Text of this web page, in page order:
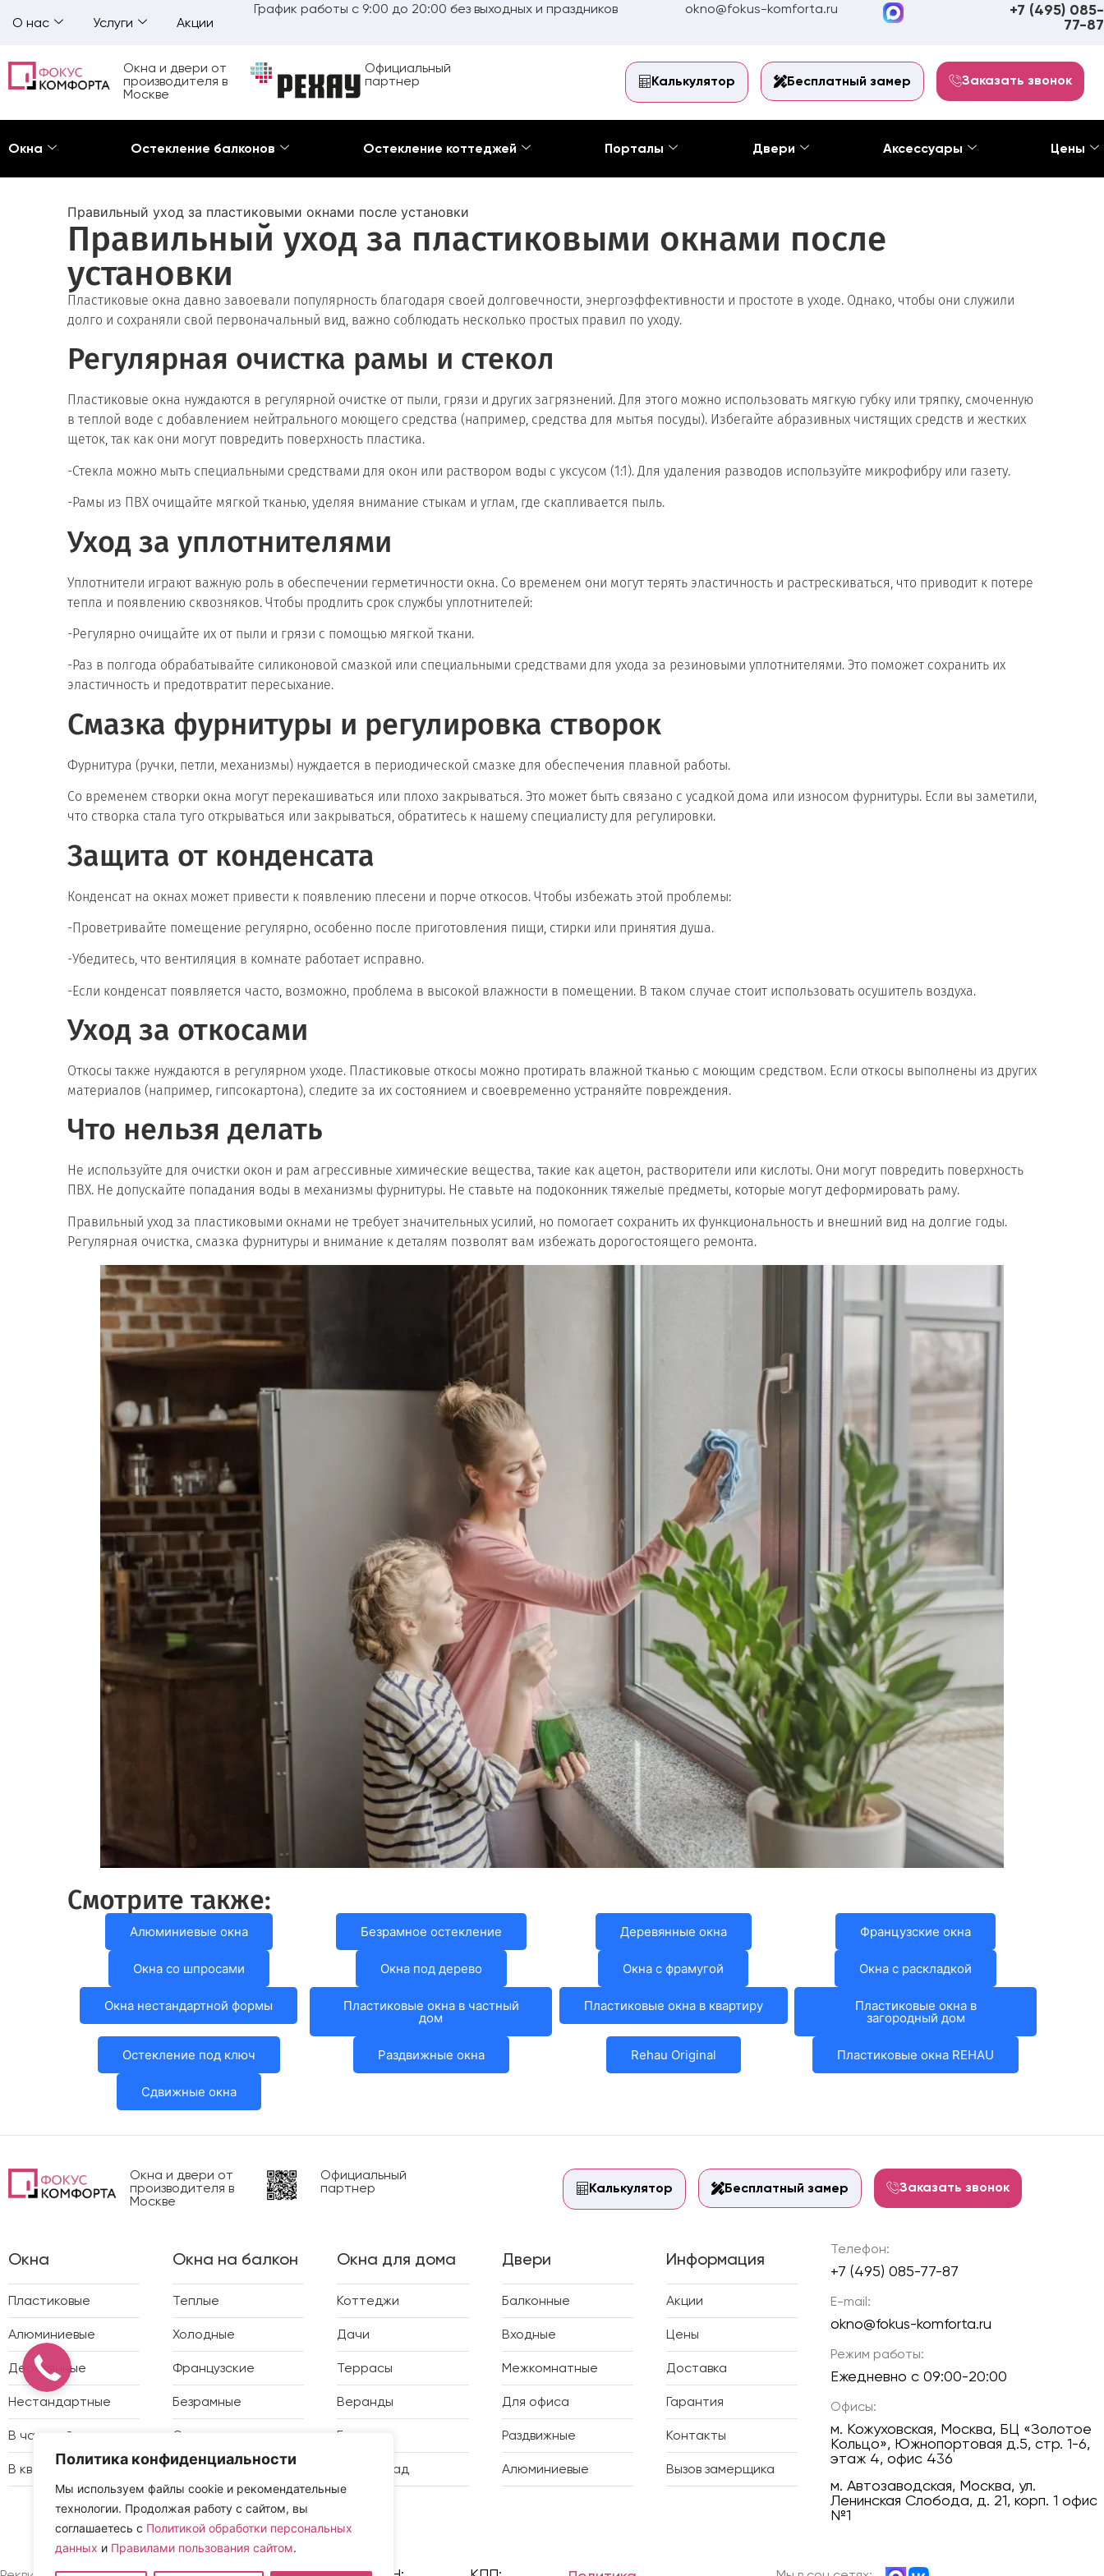
Политика конфиденциальности
Мы используем файлы cookie и рекомендательные
технологии. Продолжая работу с сайтом, вы
соглашаетесь с Политикой обработки персональных
данных и Правилами пользования сайтом.
О нас Услуги Акции
График работы с 9:00 до 20:00 без выходных и праздников okno@fokus-komforta.ru
+7 (495) 085-
77-87
Окна и двери от
производителя в
Москве
Официальный
партнер
Калькулятор Бесплатный замер Заказать звонок
Окна Остекление балконов Остекление коттеджей Порталы Двери Аксессуары Цены
Правильный уход за пластиковыми окнами после установки
Правильный уход за пластиковыми окнами после
установки
Пластиковые окна давно завоевали популярность благодаря своей долговечности, энергоэффективности и простоте в уходе. Однако, чтобы они служили
долго и сохраняли свой первоначальный вид, важно соблюдать несколько простых правил по уходу.
Регулярная очистка рамы и стекол
Пластиковые окна нуждаются в регулярной очистке от пыли, грязи и других загрязнений. Для этого можно использовать мягкую губку или тряпку, смоченную
в теплой воде с добавлением нейтрального моющего средства (например, средства для мытья посуды). Избегайте абразивных чистящих средств и жестких
щеток, так как они могут повредить поверхность пластика.
-Стекла можно мыть специальными средствами для окон или раствором воды с уксусом (1:1). Для удаления разводов используйте микрофибру или газету.
-Рамы из ПВХ очищайте мягкой тканью, уделяя внимание стыкам и углам, где скапливается пыль.
Уход за уплотнителями
Уплотнители играют важную роль в обеспечении герметичности окна. Со временем они могут терять эластичность и растрескиваться, что приводит к потере
тепла и появлению сквозняков. Чтобы продлить срок службы уплотнителей:
-Регулярно очищайте их от пыли и грязи с помощью мягкой ткани.
-Раз в полгода обрабатывайте силиконовой смазкой или специальными средствами для ухода за резиновыми уплотнителями. Это поможет сохранить их
эластичность и предотвратит пересыхание.
Смазка фурнитуры и регулировка створок
Фурнитура (ручки, петли, механизмы) нуждается в периодической смазке для обеспечения плавной работы.
Со временем створки окна могут перекашиваться или плохо закрываться. Это может быть связано с усадкой дома или износом фурнитуры. Если вы заметили,
что створка стала туго открываться или закрываться, обратитесь к нашему специалисту для регулировки.
Защита от конденсата
Конденсат на окнах может привести к появлению плесени и порче откосов. Чтобы избежать этой проблемы:
-Проветривайте помещение регулярно, особенно после приготовления пищи, стирки или принятия душа.
-Убедитесь, что вентиляция в комнате работает исправно.
-Если конденсат появляется часто, возможно, проблема в высокой влажности в помещении. В таком случае стоит использовать осушитель воздуха.
Уход за откосами
Откосы также нуждаются в регулярном уходе. Пластиковые откосы можно протирать влажной тканью с моющим средством. Если откосы выполнены из других
материалов (например, гипсокартона), следите за их состоянием и своевременно устраняйте повреждения.
Что нельзя делать
Не используйте для очистки окон и рам агрессивные химические вещества, такие как ацетон, растворители или кислоты. Они могут повредить поверхность
ПВХ. Не допускайте попадания воды в механизмы фурнитуры. Не ставьте на подоконник тяжелые предметы, которые могут деформировать раму.
Правильный уход за пластиковыми окнами не требует значительных усилий, но помогает сохранить их функциональность и внешний вид на долгие годы.
Регулярная очистка, смазка фурнитуры и внимание к деталям позволят вам избежать дорогостоящего ремонта.
Смотрите также:
Алюминиевые окна Безрамное остекление Деревянные окна Французские окна
Окна со шпросами Окна под дерево Окна с фрамугой Окна с раскладкой
Окна нестандартной формы Пластиковые окна в частный
дом
Пластиковые окна в квартиру Пластиковые окна в
загородный дом
Остекление под ключ Раздвижные окна Rehau Original Пластиковые окна REHAU
Сдвижные окна
Окна и двери от
производителя в
Москве
Официальный
партнер
Калькулятор Бесплатный замер Заказать звонок
Окна
Пластиковые
Алюминиевые
Деревянные
Нестандартные
В частный дом
В квартиру
Окна на балкон
Теплые
Холодные
Французские
Безрамные
Отделка
Утепление
Окна для дома
Коттеджи
Дачи
Террасы
Веранды
Беседки
Зимний сад
Двери
Балконные
Входные
Межкомнатные
Для офиса
Раздвижные
Алюминиевые
Информация
Акции
Цены
Доставка
Гарантия
Контакты
Вызов замерщика
Телефон:
+7 (495) 085-77-87
E-mail:
okno@fokus-komforta.ru
Режим работы:
Ежедневно с 09:00-20:00
Офисы:
м. Кожуховская, Москва, БЦ «Золотое
Кольцо», Южнопортовая д.5, стр. 1-6,
этаж 4, офис 436
м. Автозаводская, Москва, ул.
Ленинская Слобода, д. 21, корп. 1 офис
№1